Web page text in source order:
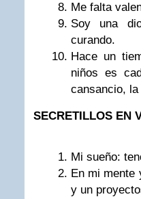
Me falta
Soy una
curando.
Hace un
niños es
cansancio, la
SECRETILLOS EN
Mi sueño:
En mi mente
y un